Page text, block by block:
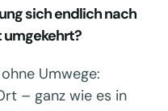
sich endlich nach
Umwege:
– ganz wie es in